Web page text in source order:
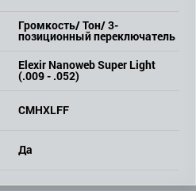
Громкость/ Тон/ 3-
позиционный переключатель
Elexir Nanoweb Super Light
(.009 - .052)
CMHXLFF
Да